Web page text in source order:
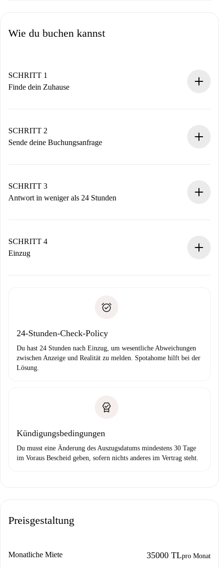
Wie du buchen kannst
SCHRITT 1
Finde dein Zuhause
Du erhältst alle notwendigen Informationen im Voraus.
SCHRITT 2
Sende deine Buchungsanfrage
Denk daran, dass wir dich erst belasten, wenn der
Vermieter zustimmt.
SCHRITT 3
Antwort in weniger als 24 Stunden
stellen den Kontakt her.
Wenn der Vermieter ablehnen muss, entstehen keine
SCHRITT 4
Einzug
24-Stunden-Check-Policy
Du hast 24 Stunden nach Einzug, um wesentliche Abweichungen
zwischen Anzeige und Realität zu melden. Spotahome hilft bei der
Lösung.
Kündigungsbedingungen
Du musst eine Änderung des Auszugsdatums mindestens 30 Tage
im Voraus Bescheid geben, sofern nichts anderes im Vertrag steht.
Preisgestaltung
Monatliche Miete 35000 TLpro Monat